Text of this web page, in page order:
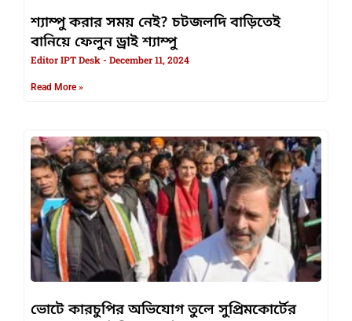
শ্যাম্পু করার সময় নেই? চটজলদি বাড়িতেই
বানিয়ে ফেলুন ড্রাই শ্যাম্পু
Editor IPT Desk December 11, 2024
Read More »
ভোটে কারচুপির অভিযোগ তুলে সুপ্রিমকোর্টের